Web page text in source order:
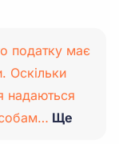
податку має
Оскільки
надаються
Ще